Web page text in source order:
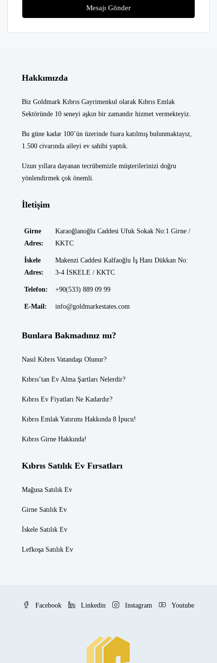
Mesajı Gönder
Hakkımızda
Biz Goldmark Kıbrıs Gayrimenkul olarak Kıbrıs Emlak
Sektöründe 10 seneyi aşkın bir zamandır hizmet vermekteyiz.
Bu güne kadar 100’ün üzerinde fuara katılmış bulunmaktayız,
1.500 civarında aileyi ev sahibi yaptık.
Uzun yıllara dayanan tecrübemizle müşterilerinizi doğru
yönlendirmek çok önemli.
İletişim
Girne
Adres:
Karaoğlanoğlu Caddesi Ufuk Sokak No:1 Girne /
KKTC
İskele
Adres:
Makenzi Caddesi Kalfaoğlu İş Hanı Dükkan No:
3-4 İSKELE / KKTC
Telefon: +90(533) 889 09 99
E-Mail: info@goldmarkestates.com
Bunlara Bakmadınız mı?
Nasıl Kıbrıs Vatandaşı Olunur?
Kıbrıs’tan Ev Alma Şartları Nelerdir?
Kıbrıs Ev Fiyatları Ne Kadardır?
Kıbrıs Emlak Yatırımı Hakkında 8 İpucu!
Kıbrıs Girne Hakkında!
Kıbrıs Satılık Ev Fırsatları
Mağusa Satılık Ev
Girne Satılık Ev
İskele Satılık Ev
Lefkoşa Satılık Ev
Facebook Linkedin Instagram Youtube